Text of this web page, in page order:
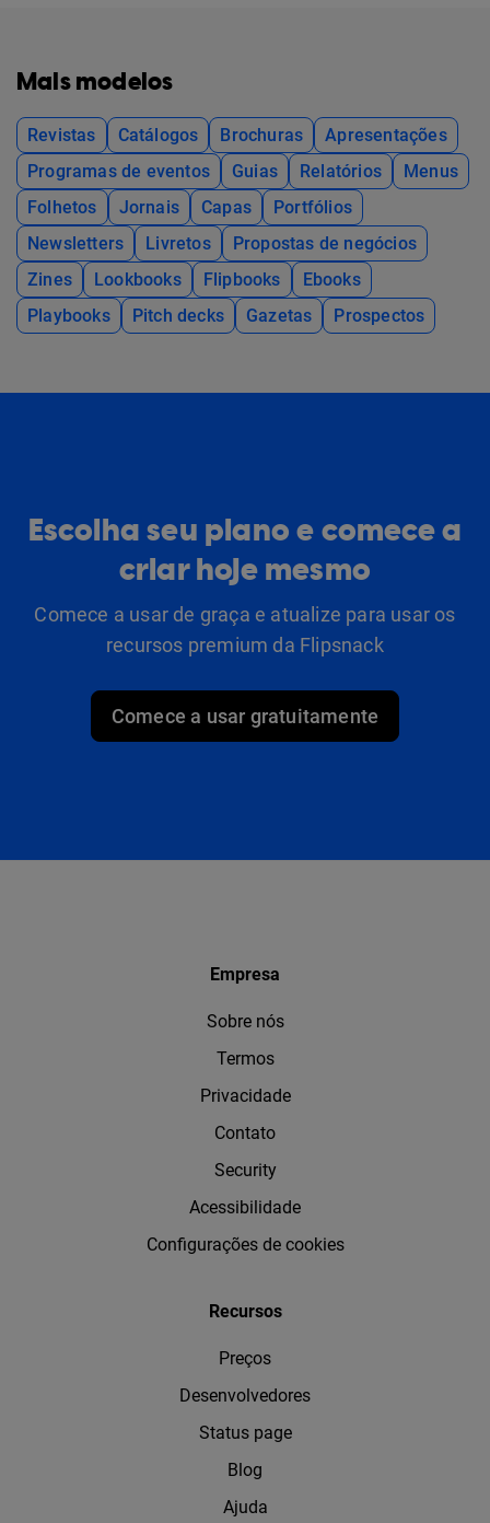
Mais modelos
Revistas Catálogos Brochuras
Apresentações
Programas de eventos
Guias Relatórios
Menus
Folhetos
Jornais Capas
Portfólios
Newsletters
Livretos
Propostas de negócios
Zines
Lookbooks Flipbooks
Ebooks
Playbooks
Pitch decks Gazetas Prospectos
Escolha seu plano e comece a
criar hoje mesmo
Comece a usar de graça e atualize para usar os
recursos premium da Flipsnack
Comece a usar gratuitamente
Empresa
Sobre nós
Termos
Privacidade
Contato
Security
Acessibilidade
Configurações de cookies
Recursos
Preços
Desenvolvedores
Status page
Blog
Ajuda